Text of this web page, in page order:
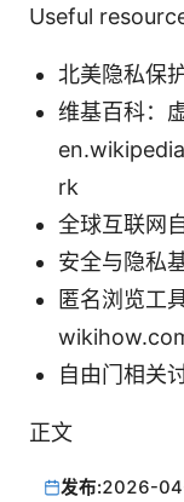
Useful
北美隐私保
维基百科：
rk
全球互联网
安全与隐私
匿名浏览工
自由门相关
正文
发布:2026-